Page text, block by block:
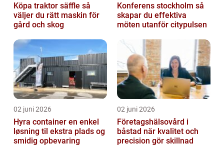
Köpa traktor säffle så
väljer du rätt maskin för
gård och skog
Konferens stockholm så
skapar du effektiva
möten utanför citypulsen
02 juni 2026
Hyra container en enkel
løsning til ekstra plads og
smidig opbevaring
02 juni 2026
Företagshälsovård i
båstad när kvalitet och
precision gör skillnad